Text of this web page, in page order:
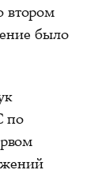
было
по